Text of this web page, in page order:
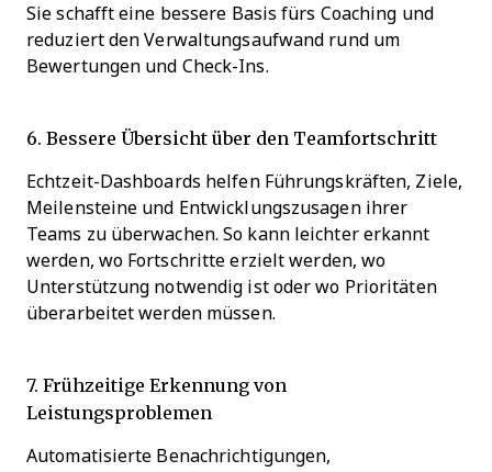
Sie schafft eine bessere Basis fürs Coaching und
reduziert den Verwaltungsaufwand rund um
Bewertungen und Check-Ins.
6. Bessere Übersicht über den Teamfortschritt
Echtzeit-Dashboards helfen Führungskräften, Ziele,
Meilensteine und Entwicklungszusagen ihrer
Teams zu überwachen. So kann leichter erkannt
werden, wo Fortschritte erzielt werden, wo
Unterstützung notwendig ist oder wo Prioritäten
überarbeitet werden müssen.
7. Frühzeitige Erkennung von
Leistungsproblemen
Automatisierte Benachrichtigungen,